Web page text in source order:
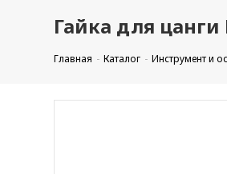
Гайка для цанги
Главная Каталог Инструмент и